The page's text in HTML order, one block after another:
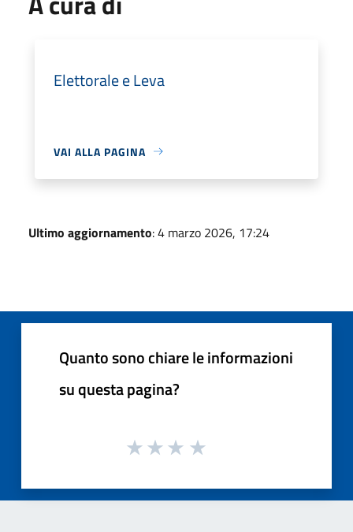
Elettorale e Leva
VAI ALLA PAGINA
Ultimo aggiornamento: 4 marzo 2026, 17:24
Quanto sono chiare le informazioni
su questa pagina?